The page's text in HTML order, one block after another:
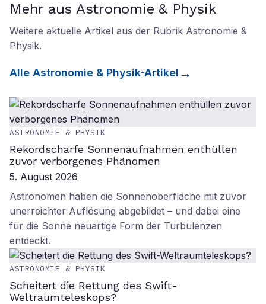
Mehr aus Astronomie & Physik
Weitere aktuelle Artikel aus der Rubrik Astronomie &
Physik.
Alle Astronomie & Physik-Artikel
ASTRONOMIE & PHYSIK
Rekordscharfe Sonnenaufnahmen enthüllen
zuvor verborgenes Phänomen
5. August 2026
Astronomen haben die Sonnenoberfläche mit zuvor
unerreichter Auflösung abgebildet – und dabei eine
für die Sonne neuartige Form der Turbulenzen
entdeckt.
ASTRONOMIE & PHYSIK
Scheitert die Rettung des Swift-
Weltraumteleskops?